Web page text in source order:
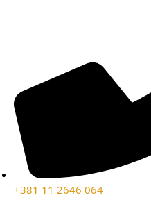
+381 11 2646 064